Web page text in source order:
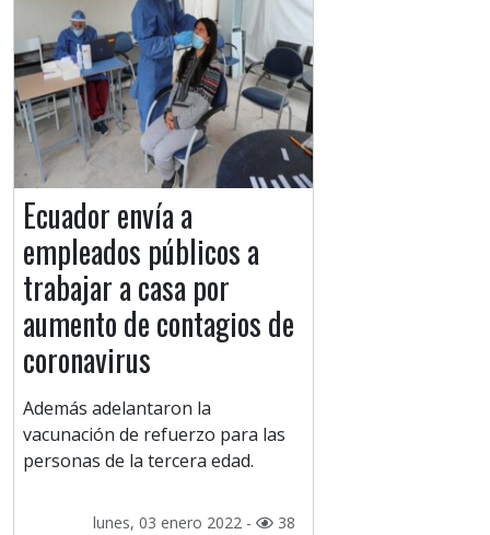
Ecuador envía a
empleados públicos a
trabajar a casa por
aumento de contagios de
coronavirus
Además adelantaron la
vacunación de refuerzo para las
personas de la tercera edad.
lunes, 03 enero 2022 - 38